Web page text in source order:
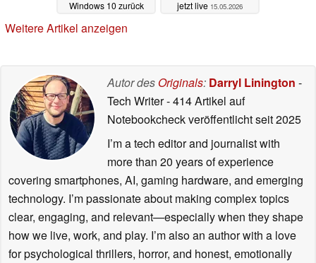
Windows 10 zurück
jetzt live 15.05.2026
Weitere Artikel anzeigen
Autor des Originals: Darryl Linington -
Tech Writer- 414 Artikel auf
Notebookcheck veröffentlichtseit 2025
I’m a tech editor and journalist with
more than 20 years of experience
covering smartphones, AI, gaming hardware, and emerging
technology. I’m passionate about making complex topics
clear, engaging, and relevant—especially when they shape
how we live, work, and play. I’m also an author with a love
for psychological thrillers, horror, and honest, emotionally